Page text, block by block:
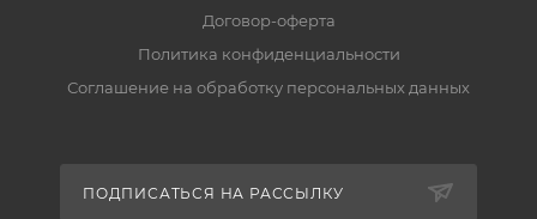
— в разделе «Гарантия и возврат».
Договор-оферта
Политика конфиденциальности
Соглашение на обработку персональных данных
ПОДПИСАТЬСЯ НА РАССЫЛКУ